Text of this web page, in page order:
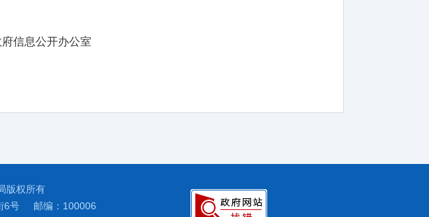
府信息公开办公室
版权所有
6号 邮编：100006